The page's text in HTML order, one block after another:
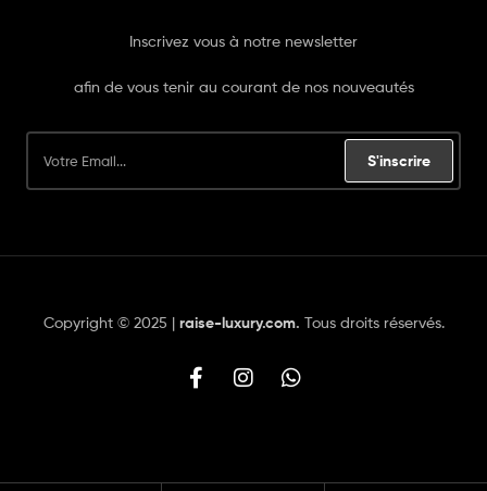
Inscrivez vous à notre newsletter
afin de vous tenir au courant de nos nouveautés
S'inscrire
Copyright © 2025 | raise-luxury.com. Tous droits réservés.